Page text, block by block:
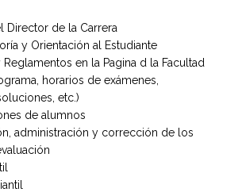
Director de la Carrera
y Orientación al Estudiante
en la Pagina d la Facultad
horarios de exámenes,
etc.)
de alumnos
administración y corrección de los